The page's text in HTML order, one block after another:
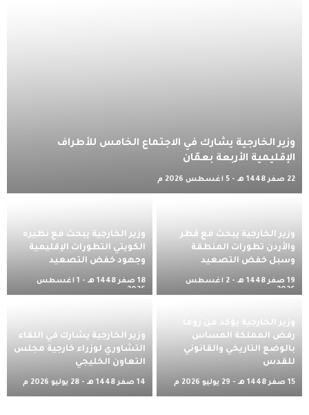
وزير الخارجية يشارك في الاجتماع الخامس للأطراف
الإقليمية الأربعة بعمّان
22 صفر 1448 هـ - 5 أغسطس 2026 م
وزير الخارجية يبحث مع قطر
والأردن تطورات المنطقة
وسبل خفض التصعيد
19 صفر 1448 هـ - 2 أغسطس
2026 م
وزير الخارجية يبحث مع نظيره
الكويتي التطورات الإقليمية
وجهود خفض التصعيد
18 صفر 1448 هـ - 1 أغسطس
2026 م
وزير الخارجية يؤكد من روما
رفض المملكة المساس
بالوضع التاريخي والقانوني
للقدس
15 صفر 1448 هـ - 29 يوليو 2026 م
وزير الخارجية يشارك في اللقاء
التشاوري لوزراء خارجية مجلس
التعاون الخليجي
14 صفر 1448 هـ - 28 يوليو 2026 م